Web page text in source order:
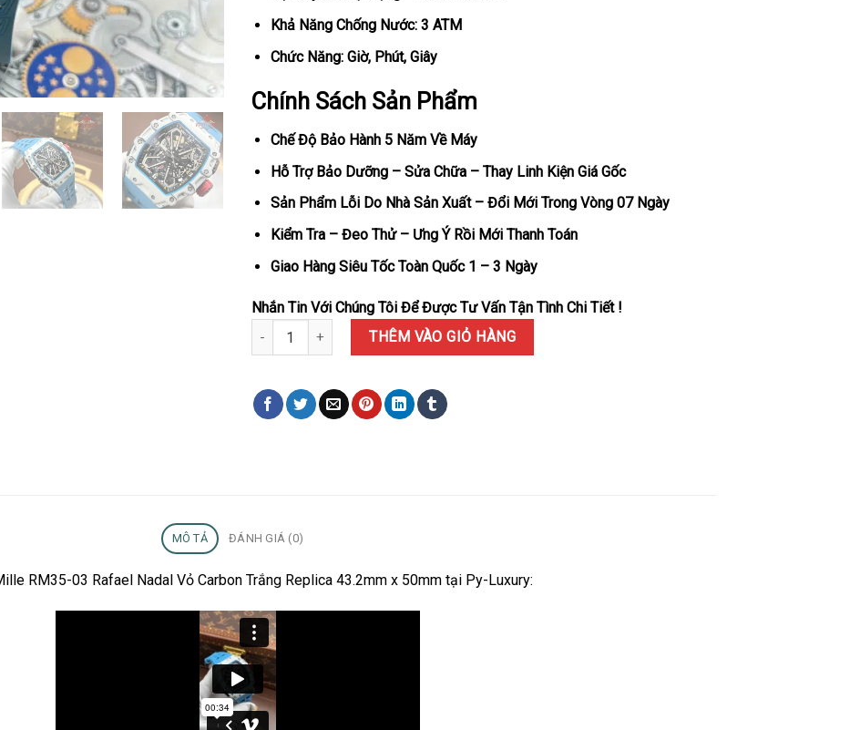
Khả Năng Chống Nước: 3 ATM
Chức Năng: Giờ, Phút, Giây
Chính Sách Sản Phẩm
Chế Độ Bảo Hành 5 Năm Về Máy
Hỗ Trợ Bảo Dưỡng – Sửa Chữa – Thay Linh Kiện Giá Gốc
Sản Phẩm Lỗi Do Nhà Sản Xuất – Đổi Mới Trong Vòng 07 Ngày
Kiểm Tra – Đeo Thử – Ưng Ý Rồi Mới Thanh Toán
Giao Hàng Siêu Tốc Toàn Quốc 1 – 3 Ngày
Nhắn Tin Với Chúng Tôi Để Được Tư Vấn Tận Tình Chi Tiết !
Đồng Hồ Richard Mille RM35-03 Rafael Nadal Vỏ Carbon Trắng Replica 43.2mm x 50mm số lượng
THÊM VÀO GIỎ HÀNG
MÔ TẢ ĐÁNH GIÁ (0)
RM35-03 Rafael Nadal Vỏ Carbon Trắng Replica 43.2mm x 50mm tại Py-Luxury: